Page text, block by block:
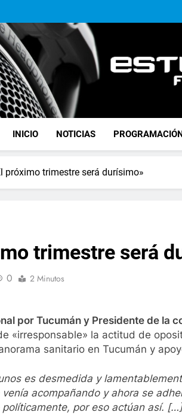
FM
INICIO NOTICIAS PROGRAMACIÓN
próximo trimestre será durísimo»
trimestre será
0 2 Minutos
por Tucumán y Presidente de la
«irresponsable» la actitud de
sanitario en Tucumán y
es desmedida y
acompañando y ahora se
por eso actúan así.